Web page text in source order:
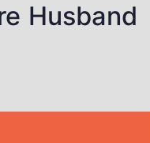
Husband